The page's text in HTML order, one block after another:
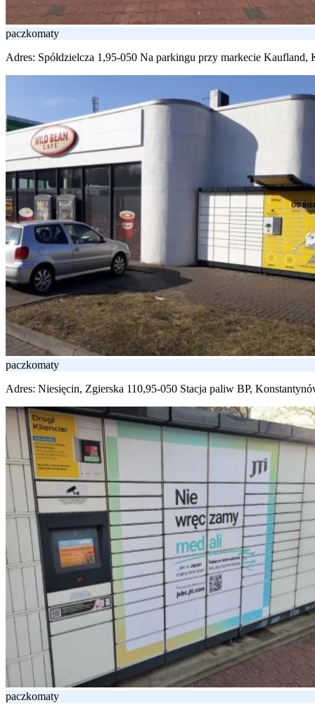
paczkomaty
Adres: Spółdzielcza 1,95-050 Na parkingu przy markecie
paczkomaty
Adres: Niesięcin, Zgierska 110,95-050 Stacja paliw BP,
paczkomaty